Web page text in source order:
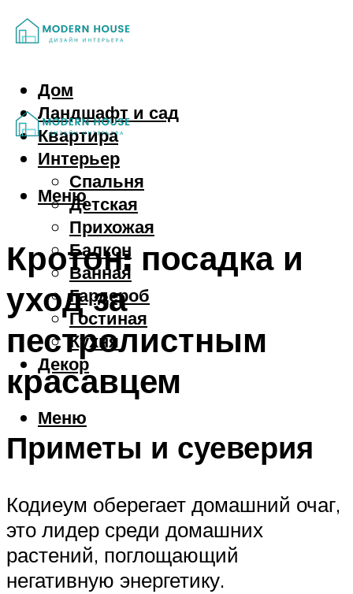
Дом
Ландшафт и сад
Квартира
Интерьер
Спальня
Детская
Прихожая
Балкон
Ванная
Гардероб
Гостиная
Кухня
Декор
Меню
Меню
Кротон: посадка и
уход за
пестролистным
красавцем
Приметы и суеверия
Кодиеум оберегает домашний очаг,
это лидер среди домашних
растений, поглощающий
негативную энергетику.